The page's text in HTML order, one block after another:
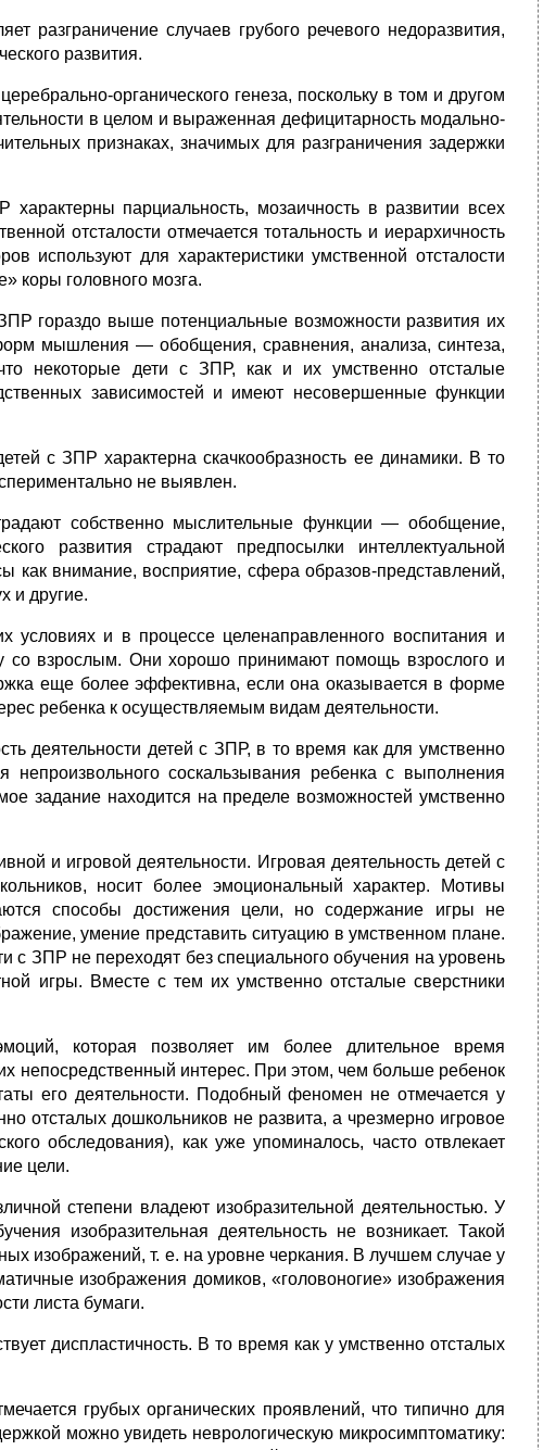
разграничение случаев грубого речевого недоразвития,
развития.
органического генеза, поскольку в том и другом
в целом и выраженная дефицитарность модально-
признаках, значимых для разграничения задержки
парциальность, мозаичность в развитии всех
отсталости отмечается тотальность и иерархичность
используют для характеристики умственной отсталости
коры головного мозга.
гораздо выше потенциальные возможности развития их
мышления — обобщения, сравнения, анализа, синтеза,
некоторые дети с ЗПР, как и их умственно отсталые
зависимостей и имеют несовершенные функции
с ЗПР характерна скачкообразность ее динамики. В то
не выявлен.
собственно мыслительные функции — обобщение,
развития страдают предпосылки интеллектуальной
как внимание, восприятие, сфера образов-представлений,
и другие.
и в процессе целенаправленного воспитания и
со взрослым. Они хорошо принимают помощь взрослого и
еще более эффективна, если она оказывается в форме
ребенка к осуществляемым видам деятельности.
деятельности детей с ЗПР, в то время как для умственно
соскальзывания ребенка с выполнения
задание находится на пределе возможностей умственно
и игровой деятельности. Игровая деятельность детей с
носит более эмоциональный характер. Мотивы
способы достижения цели, но содержание игры не
умение представить ситуацию в умственном плане.
с ЗПР не переходят без специального обучения на уровень
игры. Вместе с тем их умственно отсталые сверстники
которая позволяет им более длительное время
непосредственный интерес. При этом, чем больше ребенок
его деятельности. Подобный феномен не отмечается у
отсталых дошкольников не развита, а чрезмерно игровое
обследования), как уже упоминалось, часто отвлекает
цели.
степени владеют изобразительной деятельностью. У
изобразительная деятельность не возникает. Такой
изображений, т. е. на уровне черкания. В лучшем случае у
изображения домиков, «головоногие» изображения
листа бумаги.
диспластичность. В то время как у умственно отсталых
грубых органических проявлений, что типично для
можно увидеть неврологическую микросимптоматику: